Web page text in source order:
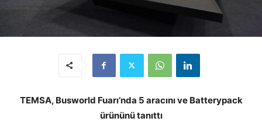
TEMSA, Busworld Fuarı’nda 5 aracını ve Batterypack
ürününü tanıttı